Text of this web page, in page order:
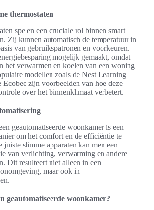
thermostaten
spelen een cruciale rol binnen smart
Zij kunnen automatisch de temperatuur in
van gebruikspatronen en voorkeuren.
mogelijk gemaakt, omdat
het verwarmen en koelen van een woning
modellen zoals de Nest Learning
Ecobee zijn voorbeelden van hoe deze
over het binnenklimaat verbetert.
geautomatiseerde woonkamer is een
om het comfort en de efficiëntie te
juiste slimme apparaten kan men een
van verlichting, verwarming en andere
Dit resulteert niet alleen in een
maar ook in
geautomatiseerde woonkamer?